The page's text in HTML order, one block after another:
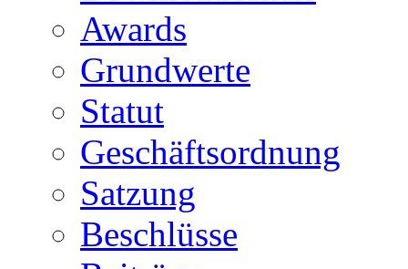
Awards
Grundwerte
Statut
Geschäftsordnung
Satzung
Beschlüsse